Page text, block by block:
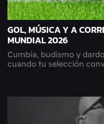
GOL, MÚSICA Y A
MUNDIAL 2026
Cumbia, budismo y
cuando tu selección